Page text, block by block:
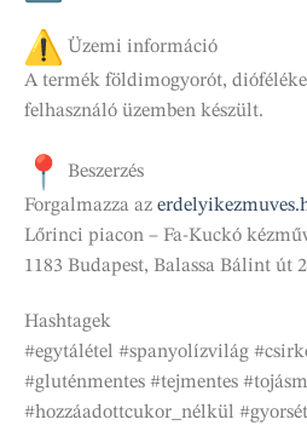
Üzemi információ
A termék földimogyorót,
felhasználó üzemben készült.
Beszerzés
Forgalmazza az
Lőrinci piacon – Fa-Kuckó
1183 Budapest, Balassa Bálint út
Hashtagek
#egytálétel #spanyolízvilág
#gluténmentes #tejmentes
#hozzáadottcukor_nélkül